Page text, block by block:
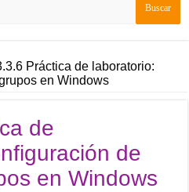
Práctica de laboratorio:
en Windows
de
de
en Windows